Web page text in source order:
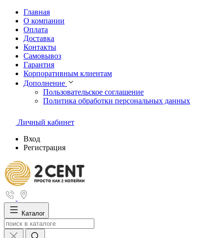
Главная
О компании
Оплата
Доставка
Контакты
Самовывоз
Гарантия
Корпоративным клиентам
Дополнение
Пользовательское соглашение
Политика обработки персональных данных
Личный кабинет
Вход
Регистрация
Каталог